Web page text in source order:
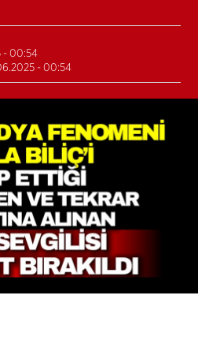
- 00:54
- 00:54